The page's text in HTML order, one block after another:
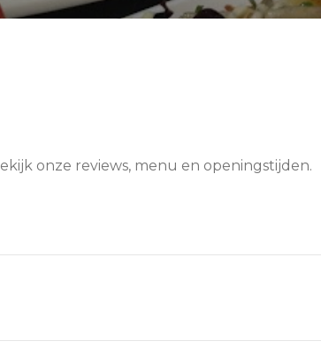
onze reviews, menu en openingstijden.